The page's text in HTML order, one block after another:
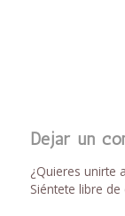
Dejar un
¿Quieres unirte
Siéntete libre de